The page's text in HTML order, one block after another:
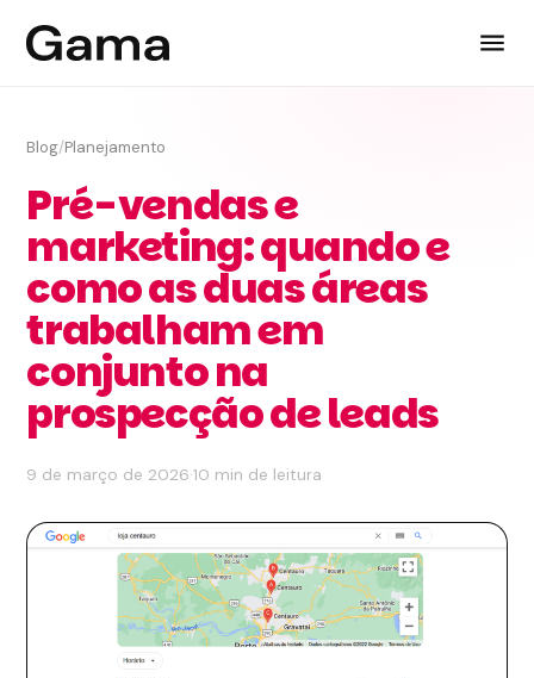
Blog/Planejamento
Pré-vendas e
marketing: quando e
como as duas áreas
trabalham em
conjunto na
prospecção de leads
9 de março de 2026·10 min de leitura